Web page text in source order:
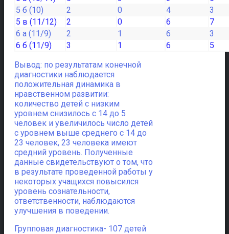
5 б (10)
2 0 4
3
5 в (11/12)
2 0 6
7
6 а (11/9)
2 1 6
3
6 б (11/9)
3 1 6
5
Вывод: по результатам конечной
диагностики наблюдается
положительная динамика в
нравственном развитии:
количество детей с низким
уровнем снизилось с 14 до 5
человек и увеличилось число детей
с уровнем выше среднего с 14 до
23 человек, 23 человека имеют
средний уровень. Полученные
данные свидетельствуют о том, что
в результате проведенной работы у
некоторых учащихся повысился
уровень сознательности,
ответственности, наблюдаются
улучшения в поведении.
Групповая диагностика- 107 детей